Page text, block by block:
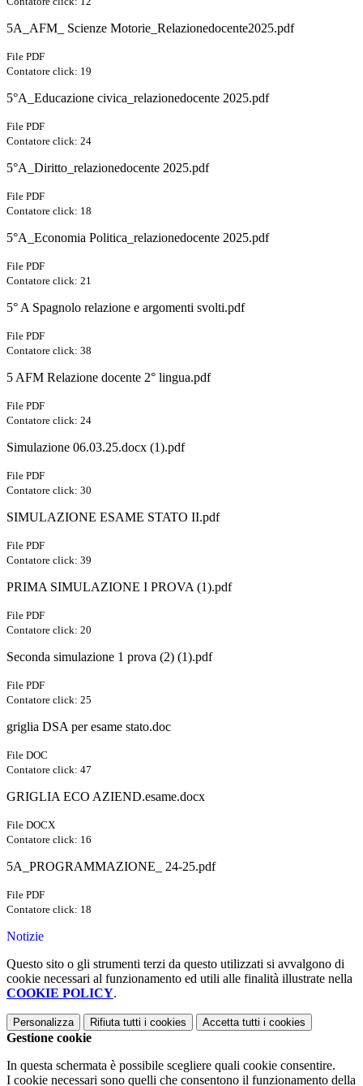
5A_AFM_ Scienze Motorie_Relazionedocente2025.pdf
File PDF
Contatore click: 19
5°A_Educazione civica_relazionedocente 2025.pdf
File PDF
Contatore click: 24
5°A_Diritto_relazionedocente 2025.pdf
File PDF
Contatore click: 18
5°A_Economia Politica_relazionedocente 2025.pdf
File PDF
Contatore click: 21
5° A Spagnolo relazione e argomenti svolti.pdf
File PDF
Contatore click: 38
5 AFM Relazione docente 2° lingua.pdf
File PDF
Contatore click: 24
Simulazione 06.03.25.docx (1).pdf
File PDF
Contatore click: 30
SIMULAZIONE ESAME STATO II.pdf
File PDF
Contatore click: 39
PRIMA SIMULAZIONE I PROVA (1).pdf
File PDF
Contatore click: 20
Seconda simulazione 1 prova (2) (1).pdf
File PDF
Contatore click: 25
griglia DSA per esame stato.doc
File DOC
Contatore click: 47
GRIGLIA ECO AZIEND.esame.docx
File DOCX
Contatore click: 16
5A_PROGRAMMAZIONE_ 24-25.pdf
File PDF
Contatore click: 18
Notizie
Questo sito o gli strumenti terzi da questo utilizzati si avvalgono di
cookie necessari al funzionamento ed utili alle finalità illustrate nella
COOKIE POLICY.
Personalizza Rifiuta tutti i cookies Accetta tutti i cookies
Gestione cookie
In questa schermata è possibile scegliere quali cookie consentire.
I cookie necessari sono quelli che consentono il funzionamento della